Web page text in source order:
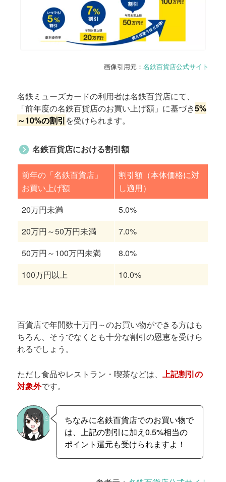
画像引用元： 名鉄百貨店公式サイト
名鉄ミューズカードの利用者は名鉄百貨店にて、
「前年度の名鉄百貨店のお買い上げ額」に基づき5%
～10%の割引を受けられます。
名鉄百貨店における割引額
前年の「名鉄百貨店」
お買い上げ額
割引額（本体価格に対
し適用）
20万円未満
5.0%
20万円～50万円未満
7.0%
50万円～100万円未満
8.0%
100万円以上
10.0%
百貨店で年間数十万円～のお買い物ができる方はも
ちろん、そうでなくとも十分な割引の恩恵を受けら
れるでしょう。
ただし食品やレストラン・喫茶などは、
上記割引の
対象外です。
ちなみに名鉄百貨店でのお買い物で
は、上記の割引に加え0.5%相当の
ポイント還元も受けられますよ！